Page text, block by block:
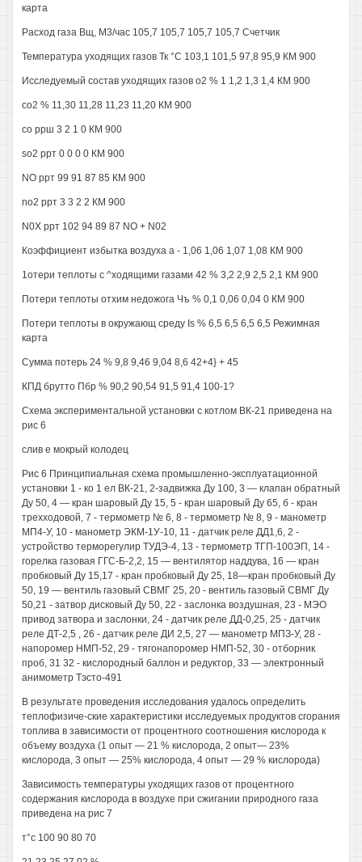
карта
Расход газа Вщ, М3/час 105,7 105,7 105,7 105,7 Счетчик
Температура уходящих газов Тк °С 103,1 101,5 97,8 95,9 КМ 900
Исследуемый состав уходящих газов о2 % 1 1,2 1,3 1,4 КМ 900
со2 % 11,30 11,28 11,23 11,20 КМ 900
со ррш 3 2 1 0 КМ 900
so2 ррт 0 0 0 0 КМ 900
NO ррт 99 91 87 85 КМ 900
no2 ррт 3 3 2 2 КМ 900
N0X ррт 102 94 89 87 NO + N02
Коэффициент избытка воздуха a - 1,06 1,06 1,07 1,08 КМ 900
1отери теплоты с ^ходящими газами 42 % 3,2 2,9 2,5 2,1 КМ 900
Потери теплоты отхим недожога Чъ % 0,1 0,06 0,04 0 КМ 900
Потери теплоты в окружающ среду Is % 6,5 6,5 6,5 6,5 Режимная
карта
Сумма потерь 24 % 9,8 9,46 9,04 8,6 42+4} + 45
КПД брутто Пбр % 90,2 90,54 91,5 91,4 100-1?
Схема экспериментальной установки с котлом ВК-21 приведена на
рис 6
слив е мокрый колодец
Рис 6 Принципиальная схема промышленно-эксплуатационной
установки 1 - ко 1 ел ВК-21, 2-задвижка Ду 100, 3 — клапан обратный
Ду 50, 4 — кран шаровый Ду 15, 5 - кран шаровый Ду 65, б - кран
трехходовой, 7 - термометр № 6, 8 - термометр № 8, 9 - манометр
МП4-У, 10 - манометр ЭКМ-1У-10, 11 - датчик реле ДД1,6, 2 -
устройство терморегулир ТУДЭ-4, 13 - термометр ТГП-100ЭП, 14 -
горелка газовая ГГС-Б-2,2, 15 — вентилятор наддува, 16 — кран
пробковый Ду 15,17 - кран пробковый Ду 25, 18—кран пробковый Ду
50, 19 — вентиль газовый СВМГ 25, 20 - вентиль газовый СВМГ Ду
50,21 - затвор дисковый Ду 50, 22 - заслонка воздушная, 23 - МЭО
привод затвора и заслонки, 24 - датчик реле ДД-0,25, 25 - датчик
реле ДТ-2,5 , 26 - датчик реле ДИ 2,5, 27 — манометр МПЗ-У, 28 -
напоромер НМП-52, 29 - тягонапоромер НМП-52, 30 - отборник
проб, 31 32 - кислородный баллон и редуктор, 33 — электронный
анимометр Тэсто-491
В результате проведения исследования удалось определить
теплофизиче-ские характеристики исследуемых продуктов сгорания
топлива в зависимости от процентного соотношения кислорода к
объему воздуха (1 опыт — 21 % кислорода, 2 опыт— 23%
кислорода, 3 опыт — 25% кислорода, 4 опыт — 29 % кислорода)
Зависимость температуры уходящих газов от процентного
содержания кислорода в воздухе при сжигании природного газа
приведена на рис 7
т°с 100 90 80 70